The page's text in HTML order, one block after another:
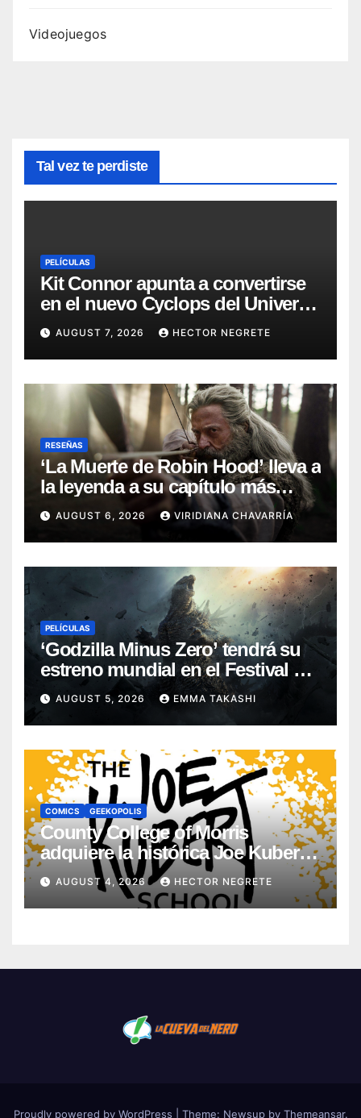
Videojuegos
Tal vez te perdiste
PELÍCULAS
Kit Connor apunta a convertirse
en el nuevo Cyclops del Universo
Marvel
AUGUST 7, 2026 HECTOR NEGRETE
RESEÑAS
‘La Muerte de Robin Hood’ lleva a
la leyenda a su capítulo más
oscuro (Reseña)
AUGUST 6, 2026 VIRIDIANA CHAVARRÍA
PELÍCULAS
‘Godzilla Minus Zero’ tendrá su
estreno mundial en el Festival de
Cine de Nueva York
AUGUST 5, 2026 EMMA TAKASHI
COMICS GEEKOPOLIS
County College of Morris
adquiere la histórica Joe Kubert
School
AUGUST 4, 2026 HECTOR NEGRETE
Proudly powered by WordPress Theme: Newsupby Themeansar.